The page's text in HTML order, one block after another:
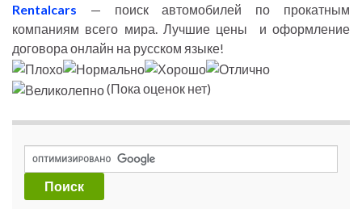
Rentalcars — поиск автомобилей по прокатным
компаниям всего мира. Лучшие цены и оформление
договора онлайн на русском языке!
(Пока оценок нет)